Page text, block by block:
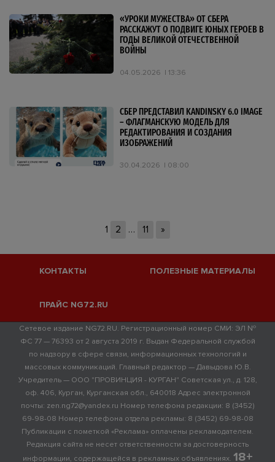
«УРОКИ МУЖЕСТВА» ОТ СБЕРА
РАССКАЖУТ О ПОДВИГЕ ЮНЫХ ГЕРОЕВ В
ГОДЫ ВЕЛИКОЙ ОТЕЧЕСТВЕННОЙ
ВОЙНЫ
04.05.2026 13:36
СБЕР ПРЕДСТАВИЛ KANDINSKY 6.0 IMAGE
– ФЛАГМАНСКУЮ МОДЕЛЬ ДЛЯ
РЕДАКТИРОВАНИЯ И СОЗДАНИЯ
ИЗОБРАЖЕНИЙ
30.04.2026 08:00
1 2 … 11 »
КОНТАКТЫ ПОЛЕЗНЫЕ МАТЕРИАЛЫ
ПРАЙС NG72.RU
Сетевое издание NG72.RU. Регистрационный номер СМИ: ЭЛ №
ФС 77 — 76393 от 2 августа 2019 г. Выдан Федеральной службой
по надзору в сфере связи, информационных технологий и
массовых коммуникаций. Главный редактор — Давыдова Ю.В.
Учредитель — ООО "ПРОВИНЦИЯ - КУРГАН" Советская ул., д. 128,
оф. 406, Курган, Курганская обл., 640018 Адрес электронной
почты: zen.ng72@yandex.ru Номер телефона редакции: 8 (3452)
69-98-08 Номер телефона отдела рекламы: 8 (3452) 69-98-08
Публикации с пометкой «Реклама» оплачены рекламодателем.
Редакция сайта не несет ответственности за достоверность
информации, содержащейся в рекламных объявлениях. 18+